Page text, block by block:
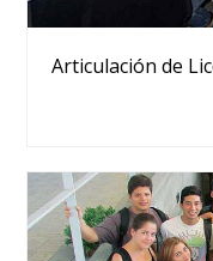
Articulación de